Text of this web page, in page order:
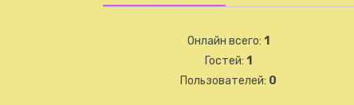
Онлайн всего: 1
Гостей: 1
Пользователей: 0